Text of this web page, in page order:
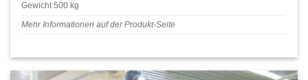
Gewicht 500 kg
Mehr Informationen auf der Produkt-Seite